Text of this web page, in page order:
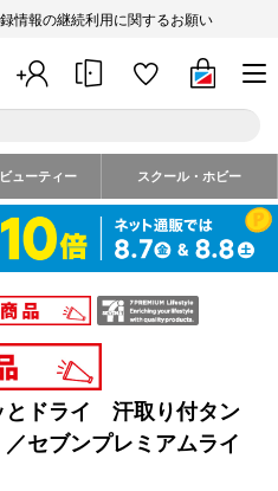
情報の継続利用に関するお願い
ューティー スクール・ホビー
ドライ 汗取り付タン
セブンプレミアムライ